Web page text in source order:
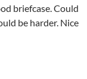
briefcase. Could
be harder. Nice